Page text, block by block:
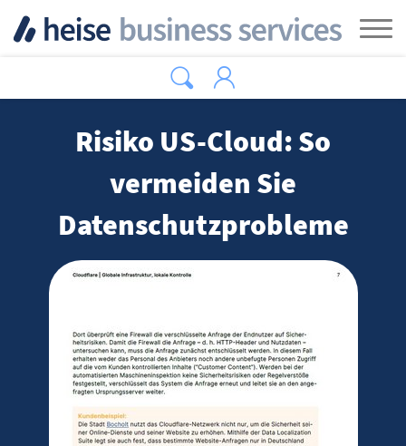
Risiko US-Cloud: So
vermeiden Sie
Datenschutzprobleme